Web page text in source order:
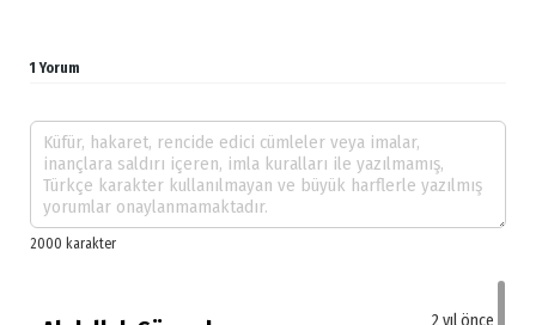
1 Yorum
2 yıl önce